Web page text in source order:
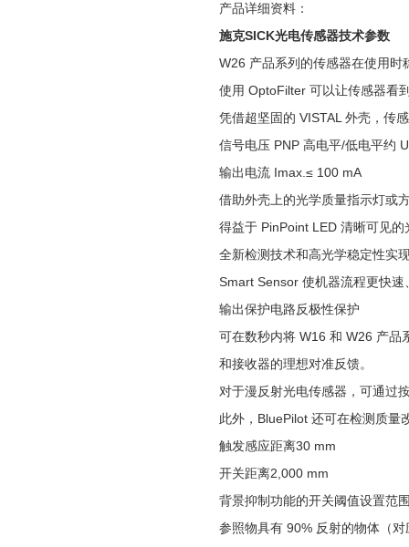
产品详细资料：
施克SICK光电传感器技术参数
W26 产品系列的传感器在使用时
使用 OptoFilter 可以让传感器看
凭借超坚固的 VISTAL 外壳，传
信号电压 PNP 高电平/低电平约
输出电流 Imax. ≤ 100 mA
借助外壳上的光学质量指示灯或
得益于 PinPoint LED 清晰可见
全新检测技术和高光学稳定性实
Smart Sensor 使机器流程更快
输出保护电路反极性保护
可在数秒内将 W16 和 W26 产品
和接收器的理想对准反馈。
对于漫反射光电传感器，可通过
此外，BluePilot 还可在检测质量
触发感应距离30 mm
开关距离2,000 mm
背景抑制功能的开关阈值设置范
参照物具有 90% 反射的物体（